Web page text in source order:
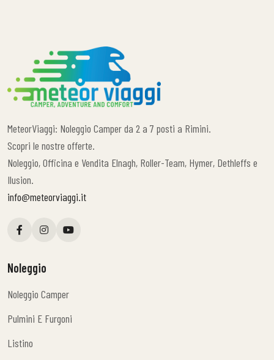
MeteorViaggi: Noleggio Camper da 2 a 7 posti a Rimini.
Scopri le nostre offerte.
Noleggio, Officina e Vendita Elnagh, Roller-Team, Hymer, Dethleffs e
Ilusion.
info@meteorviaggi.it
Noleggio
Noleggio Camper
Pulmini E Furgoni
Listino